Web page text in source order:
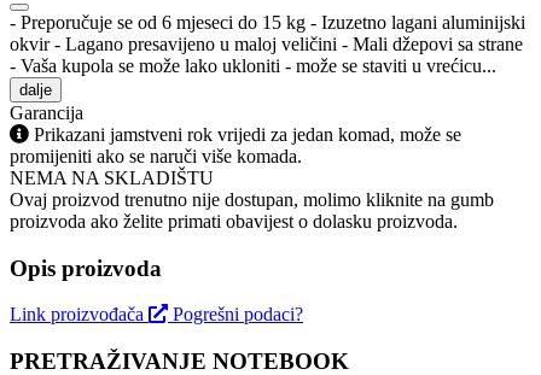
- Preporučuje se od 6 mjeseci do 15 kg - Izuzetno lagani aluminijski
okvir - Lagano presavijeno u maloj veličini - Mali džepovi sa strane
- Vaša kupola se može lako ukloniti - može se staviti u vrećicu...
dalje
Garancija
Prikazani jamstveni rok vrijedi za jedan komad, može se
promijeniti ako se naruči više komada.
NEMA NA SKLADIŠTU
Ovaj proizvod trenutno nije dostupan, molimo kliknite na gumb
proizvoda ako želite primati obavijest o dolasku proizvoda.
Opis proizvoda
Link proizvođača Pogrešni podaci?
PRETRAŽIVANJE NOTEBOOK